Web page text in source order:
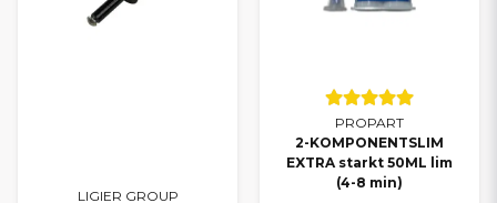
LIGIER GROUP
PROPART
2-KOMPONENTSLIM
EXTRA starkt 50ML lim
(4-8 min)